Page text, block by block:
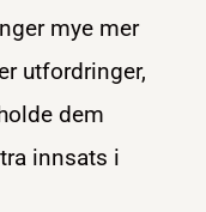
mye mer
utfordringer,
dem
innsats i